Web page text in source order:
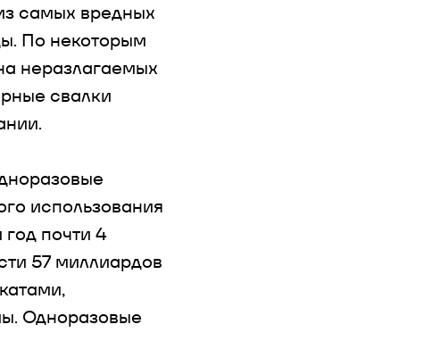
самых вредных
По некоторым
неразлагаемых
свалки
использования
почти 4
57 миллиардов
Одноразовые